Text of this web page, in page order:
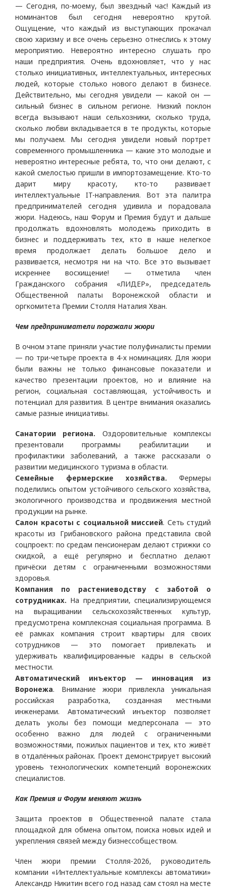
— Сегодня, по-моему, был звездный час! Каждый из
номинантов был сегодня невероятно крутой.
Ощущение, что каждый из выступающих прокачал
свою харизму и все очень серьезно отнеслись к этому
мероприятию. Невероятно интересно слушать про
наши предприятия. Очень вдохновляет, что у нас
столько инициативных, интеллектуальных, интересных
людей, которые столько нового делают в бизнесе.
Действительно, мы сегодня увидели — какой он —
сильный бизнес в сильном регионе. Низкий поклон
всегда вызывают наши сельхозники, сколько труда,
сколько любви вкладывается в те продукты, которые
мы получаем. Мы сегодня увидели новый портрет
современного промышленника — какие это молодые и
невероятно интересные ребята, то, что они делают, с
какой смелостью пришли в импортозамещение. Кто-то
дарит миру красоту, кто-то развивает
интеллектуальные IT-направления. Вот эта палитра
предпринимателей сегодня удивила и порадовала
жюри. Надеюсь, наш Форум и Премия будут и дальше
продолжать вдохновлять молодежь приходить в
бизнес и поддерживать тех, кто в наше нелегкое
время продолжает делать большое дело и
развивается, несмотря ни на что. Все это вызывает
искреннее восхищение! — отметила член
Гражданского собрания «ЛИДЕР», председатель
Общественной палаты Воронежской области и
оргкомитета Премии Столля Наталия Хван.
Чем предприниматели поражали жюри
В очном этапе приняли участие полуфиналисты премии
— по три-четыре проекта в 4-х номинациях. Для жюри
были важны не только финансовые показатели и
качество презентации проектов, но и влияние на
регион, социальная составляющая, устойчивость и
потенциал для развития. В центре внимания оказались
самые разные инициативы.
Санатории региона. Оздоровительные комплексы
презентовали программы реабилитации и
профилактики заболеваний, а также рассказали о
развитии медицинского туризма в области.
Семейные фермерские хозяйства. Фермеры
поделились опытом устойчивого сельского хозяйства,
экологичного производства и продвижения местной
продукции на рынке.
Салон красоты с социальной миссией. Сеть студий
красоты из Грибановского района представила свой
соцпроект: по средам пенсионерам делают стрижки со
скидкой, а ещё регулярно и бесплатно делают
причёски детям с ограниченными возможностями
здоровья.
Компания по растениеводству с заботой о
сотрудниках. На предприятии, специализирующемся
на выращивании сельскохозяйственных культур,
предусмотрена комплексная социальная программа. В
её рамках компания строит квартиры для своих
сотрудников — это помогает привлекать и
удерживать квалифицированные кадры в сельской
местности.
Автоматический инъектор — инновация из
Воронежа. Внимание жюри привлекла уникальная
российская разработка, созданная местными
инженерами. Автоматический инъектор позволяет
делать уколы без помощи медперсонала — это
особенно важно для людей с ограниченными
возможностями, пожилых пациентов и тех, кто живёт
в отдалённых районах. Проект демонстрирует высокий
уровень технологических компетенций воронежских
специалистов.
Как Премия и Форум меняют жизнь
Защита проектов в Общественной палате стала
площадкой для обмена опытом, поиска новых идей и
укрепления связей между бизнессобществом.
Член жюри премии Столля-2026, руководитель
компании «Интеллектуальные комплексы автоматики»
Александр Никитин всего год назад сам стоял на месте